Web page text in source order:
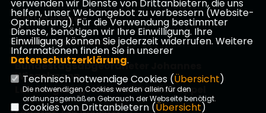
CDU in Hessen
CDU Deutschlands
Bundestagsabgeordneter Johannes
Wiegelmann
Landtagsabgeordneter Patrick Appel
verwenden wir Dienste von Drittanbietern, die uns
helfen, unser Webangebot zu verbessern (Website-
Optmierung). Für die Verwendung bestimmter
Dienste, benötigen wir Ihre Einwilligung. Ihre
Einwilligung können Sie jederzeit widerrufen. Weitere
Informationen finden Sie in unserer
Datenschutzerklärung.
Technisch notwendige Cookies (Übersicht)
Die notwendigen Cookies werden allein für den
ordnungsgemäßen Gebrauch der Webseite benötigt.
Cookies von Drittanbietern (Übersicht)